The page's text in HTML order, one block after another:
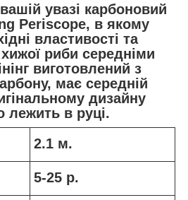
увазі карбоновий
Periscope, в якому
властивості та
риби середніми
виготовлений з
має середній
дизайну
лежить в руці.
2.1 м.
5-25 р.